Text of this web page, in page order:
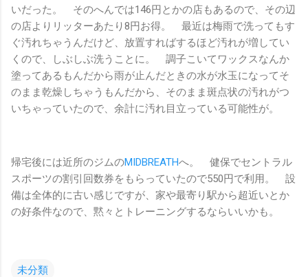
いだった。 そのへんでは146円とかの店もあるので、その辺
の店よりリッターあたり8円お得。 最近は梅雨で洗ってもす
ぐ汚れちゃうんだけど、放置すればするほど汚れが増してい
くので、しぶしぶ洗うことに。 調子こいてワックスなんか
塗ってあるもんだから雨が止んだときの水が水玉になってそ
のまま乾燥しちゃうもんだから、そのまま斑点状の汚れがつ
いちゃっていたので、余計に汚れ目立っている可能性が。
帰宅後には近所のジムのMIDBREATHへ。 健保でセントラル
スポーツの割引回数券をもらっていたので550円で利用。 設
備は全体的に古い感じですが、家や最寄り駅から超近いとか
の好条件なので、黙々とトレーニングするならいいかも。
未分類